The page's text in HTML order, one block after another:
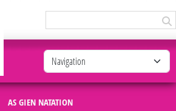
AS GIEN NATATION